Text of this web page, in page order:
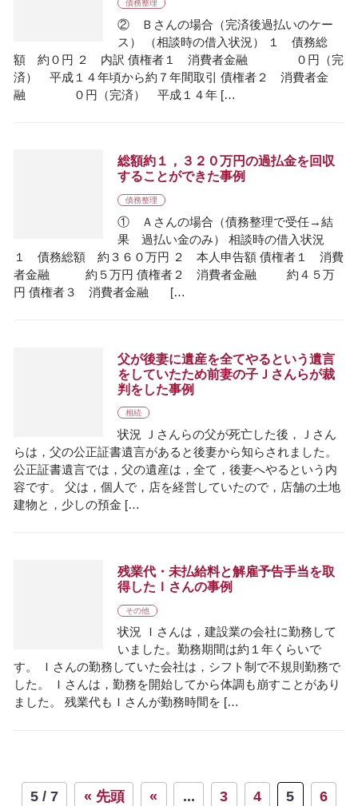
債務整理
② Ｂさんの場合（完済後過払いのケー
ス） （相談時の借入状況） １ 債務総
額 約０円 ２ 内訳 債権者１ 消費者金融 ０円（完
済） 平成１４年頃から約７年間取引 債権者２ 消費者金
融 ０円（完済） 平成１４年 […
総額約１，３２０万円の過払金を回収
することができた事例
債務整理
① Ａさんの場合（債務整理で受任→結
果 過払い金のみ） 相談時の借入状況
１ 債務総額 約３６０万円 ２ 本人申告額 債権者１ 消費
者金融 約５万円 債権者２ 消費者金融 約４５万
円 債権者３ 消費者金融 […
父が後妻に遺産を全てやるという遺言
をしていたため前妻の子Ｊさんらが裁
判をした事例
相続
状況 Ｊさんらの父が死亡した後，Ｊさん
らは，父の公正証書遺言があると後妻から知らされました。
公正証書遺言では，父の遺産は，全て，後妻へやるという内
容です。 父は，個人で，店を経営していたので，店舗の土地
建物と，少しの預金 […
残業代・未払給料と解雇予告手当を取
得したＩさんの事例
その他
状況 Ｉさんは，建設業の会社に勤務して
いました。勤務期間は約１年くらいで
す。 Ｉさんの勤務していた会社は，シフト制で不規則勤務で
した。 Ｉさんは，勤務を開始してから体調も崩すことがあり
ました。 残業代もＩさんが勤務時間を […
5 / 7 « 先頭 « ... 3 4 5 6